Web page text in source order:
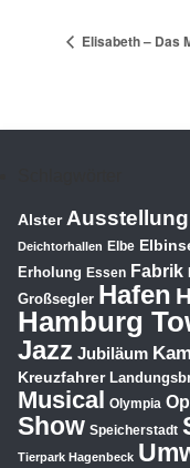
Elisabeth – Das
Alster Ausstellung
Deichtorhallen Elbe
Erholung Essen Fabrik
Großsegler Hafen
Hamburg
Jazz Jubiläum
Kreuzfahrer
Musical Olympia
Show Speicherstadt
Tierpark Hagenbeck